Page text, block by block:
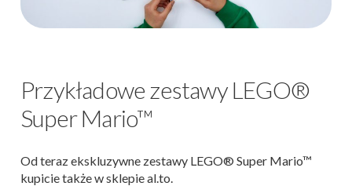
Przykładowe zestawy LEGO®
Super Mario™
Od teraz ekskluzywne zestawy LEGO® Super Mario™
kupicie także w sklepie al.to.